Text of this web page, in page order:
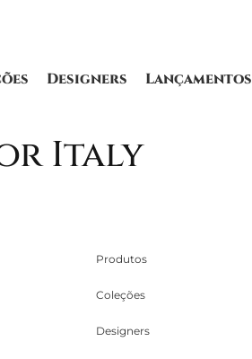
Designers Lançamentos
Italy
Produtos
Coleções
Designers